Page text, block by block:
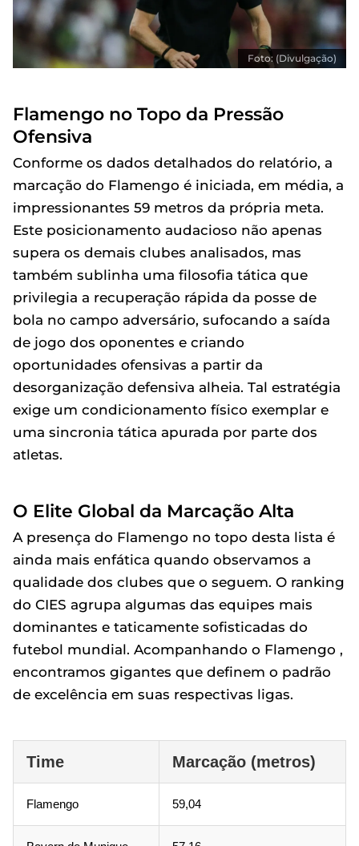
Foto: (Divulgação)
Flamengo no Topo da Pressão
Ofensiva
Conforme os dados detalhados do relatório, a
marcação do Flamengo é iniciada, em média, a
impressionantes 59 metros da própria meta.
Este posicionamento audacioso não apenas
supera os demais clubes analisados, mas
também sublinha uma filosofia tática que
privilegia a recuperação rápida da posse de
bola no campo adversário, sufocando a saída
de jogo dos oponentes e criando
oportunidades ofensivas a partir da
desorganização defensiva alheia. Tal estratégia
exige um condicionamento físico exemplar e
uma sincronia tática apurada por parte dos
atletas.
O Elite Global da Marcação Alta
A presença do Flamengo no topo desta lista é
ainda mais enfática quando observamos a
qualidade dos clubes que o seguem. O ranking
do CIES agrupa algumas das equipes mais
dominantes e taticamente sofisticadas do
futebol mundial. Acompanhando o Flamengo ,
encontramos gigantes que definem o padrão
de excelência em suas respectivas ligas.
Time Marcação (metros)
Flamengo 59,04